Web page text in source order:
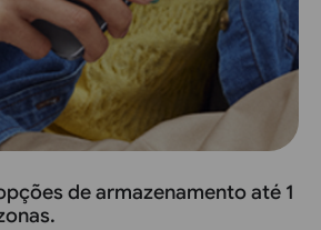
de armazenamento até 1